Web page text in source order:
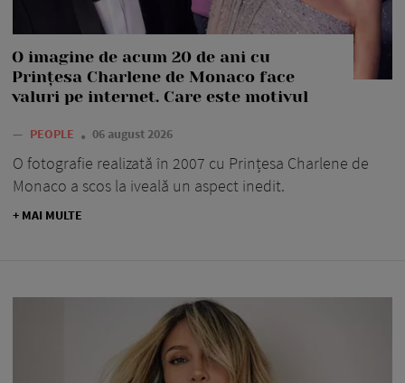
O imagine de acum 20 de ani cu
Prințesa Charlene de Monaco face
valuri pe internet. Care este motivul
— PEOPLE 06 august 2026
O fotografie realizată în 2007 cu Prințesa Charlene de
Monaco a scos la iveală un aspect inedit.
+ MAI MULTE